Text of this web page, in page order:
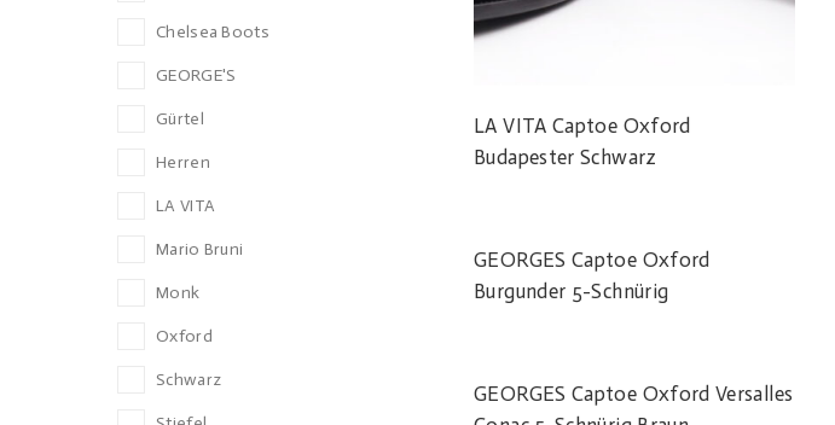
Chelsea Boots
GEORGE'S
Gürtel
Herren
LA VITA
Mario Bruni
Monk
Oxford
Schwarz
LA VITA Captoe Oxford
Budapester Schwarz
GEORGES Captoe Oxford
Burgunder 5-Schnürig
GEORGES Captoe Oxford Versalles